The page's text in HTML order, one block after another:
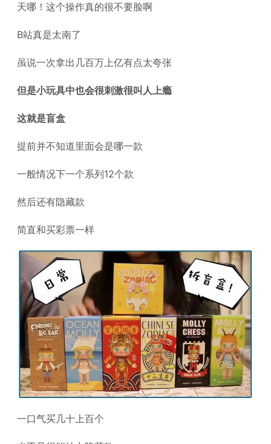
天哪！这个操作真的很不要脸啊
B站真是太南了
虽说一次拿出几百万上亿有点太夸张
但是小玩具中也会很刺激很叫人上瘾
这就是盲盒
提前并不知道里面会是哪一款
一般情况下一个系列12个款
然后还有隐藏款
简直和买彩票一样
一口气买几十上百个